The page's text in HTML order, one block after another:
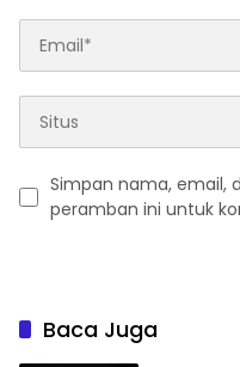
Simpan nama, email,
peramban ini untuk
Baca Juga